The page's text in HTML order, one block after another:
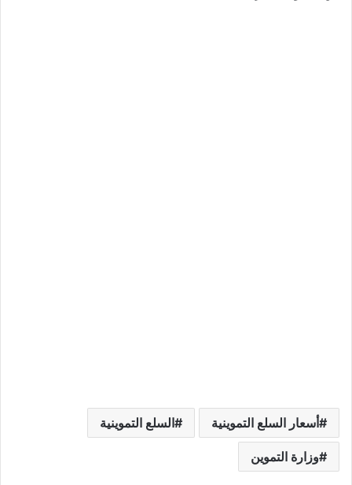
أسعار السلع التموينية السلع التموينية
وزارة التموين